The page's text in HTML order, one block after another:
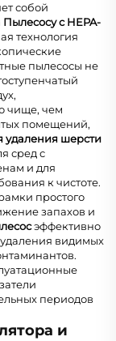
собой
Пылесосу с HEPA-
технология
пылесосы не
чище, чем
помещений,
удаления шерсти
сред с
и для
к чистоте.
простого
запахов и
эффективно
удаления видимых
периодов
и